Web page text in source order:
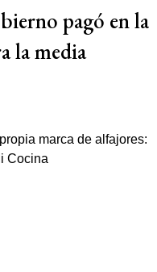
pagó en la
la media